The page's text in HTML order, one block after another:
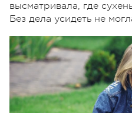
высматривала, где
Без дела усидеть не